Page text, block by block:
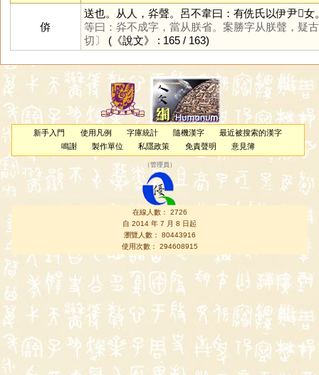
㑞
送也。从人，灷聲。呂不韋曰：有侁氏以伊尹𠈪
等曰：灷不成字，當从朕省。案勝字从朕聲，疑
切〕
(《說文》 : 165 / 163)
新手入門 使用凡例 字庫統計 隨機漢字
最近被搜索的漢字
鳴謝
製作單位 私隱政策 免責聲明 意見簿
（管理員 ）
在線人數： 2726
自 2014 年 7 月 8 日起
瀏覽人數： 80443916
使用次數： 294608915